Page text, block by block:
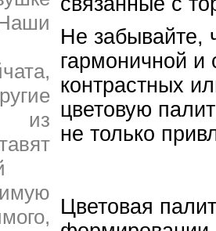
из
Не забывайте,
гармоничной и
контрастных
цветовую
не только
Цветовая